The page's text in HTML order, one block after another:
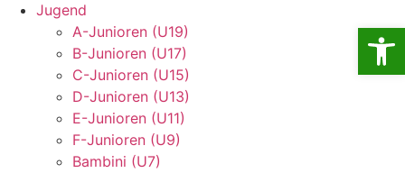
Jugend
A-Junioren (U19)
B-Junioren (U17)
C-Junioren (U15)
D-Junioren (U13)
E-Junioren (U11)
F-Junioren (U9)
Bambini (U7)